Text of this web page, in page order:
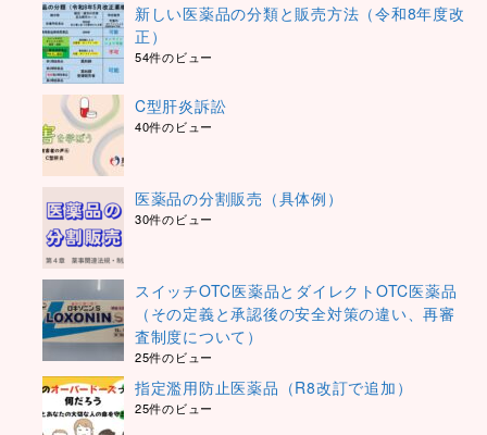
新しい医薬品の分類と販売方法（令和8年度改
正）
54件のビュー
C型肝炎訴訟
40件のビュー
医薬品の分割販売（具体例）
30件のビュー
スイッチOTC医薬品とダイレクトOTC医薬品
（その定義と承認後の安全対策の違い、再審
査制度について）
25件のビュー
指定濫用防止医薬品（R8改訂で追加）
25件のビュー